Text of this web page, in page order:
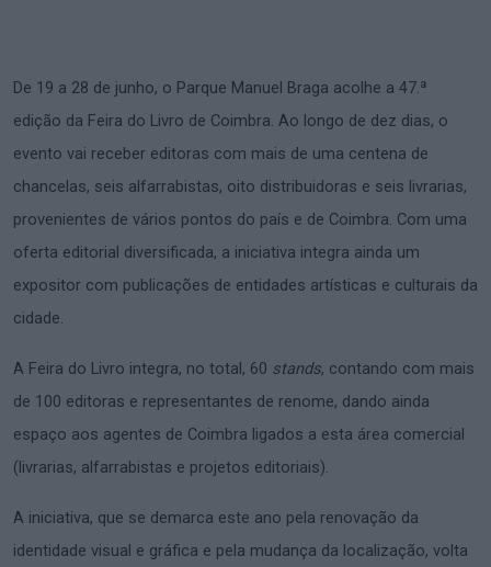
De 19 a 28 de junho, o Parque Manuel Braga acolhe a 47.ª
edição da Feira do Livro de Coimbra. Ao longo de dez dias, o
evento vai receber editoras com mais de uma centena de
chancelas, seis alfarrabistas, oito distribuidoras e seis livrarias,
provenientes de vários pontos do país e de Coimbra. Com uma
oferta editorial diversificada, a iniciativa integra ainda um
expositor com publicações de entidades artísticas e culturais da
cidade.
A Feira do Livro integra, no total, 60 stands, contando com mais
de 100 editoras e representantes de renome, dando ainda
espaço aos agentes de Coimbra ligados a esta área comercial
(livrarias, alfarrabistas e projetos editoriais).
A iniciativa, que se demarca este ano pela renovação da
identidade visual e gráfica e pela mudança da localização, volta